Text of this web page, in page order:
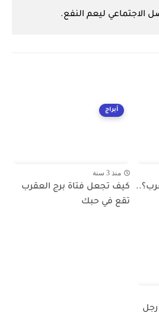
الاجتماعي ليعم النفع.
أبراج
منذ 3 سنة
كيف تجعل فتاة برج العقرب
تقع في حبك
رجل